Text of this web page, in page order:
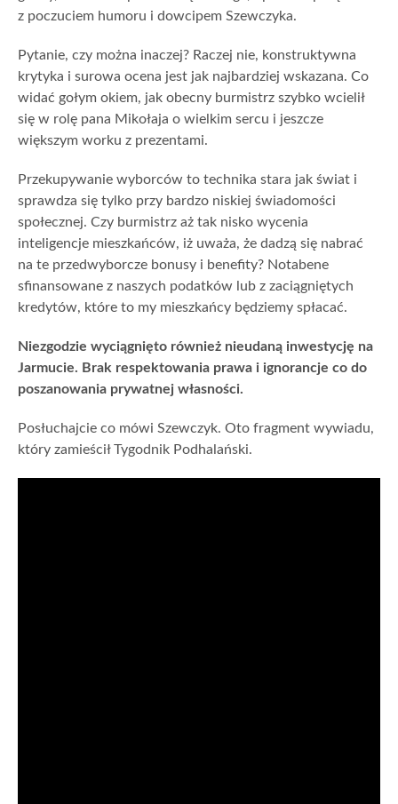
z poczuciem humoru i dowcipem Szewczyka.
Pytanie, czy można inaczej? Raczej nie, konstruktywna
krytyka i surowa ocena jest jak najbardziej wskazana. Co
widać gołym okiem, jak obecny burmistrz szybko wcielił
się w rolę pana Mikołaja o wielkim sercu i jeszcze
większym worku z prezentami.
Przekupywanie wyborców to technika stara jak świat i
sprawdza się tylko przy bardzo niskiej świadomości
społecznej. Czy burmistrz aż tak nisko wycenia
inteligencje mieszkańców, iż uważa, że dadzą się nabrać
na te przedwyborcze bonusy i benefity? Notabene
sfinansowane z naszych podatków lub z zaciągniętych
kredytów, które to my mieszkańcy będziemy spłacać.
Niezgodzie wyciągnięto również nieudaną inwestycję na
Jarmucie. Brak respektowania prawa i ignorancje co do
poszanowania prywatnej własności.
Posłuchajcie co mówi Szewczyk. Oto fragment wywiadu,
który zamieścił Tygodnik Podhalański.